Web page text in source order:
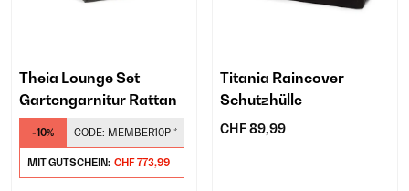
Theia Lounge Set
Gartengarnitur Rattan
-10% CODE: MEMBER10P *
MIT GUTSCHEIN: CHF 773,99
Titania Raincover
Schutzhülle
CHF 89,99